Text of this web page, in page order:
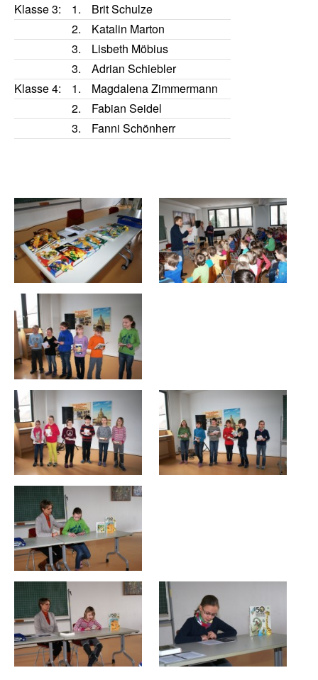
Klasse 3:
1.
Brit Schulze
2.
Katalin Marton
3.
Lisbeth Möbius
3.
Adrian Schiebler
Klasse 4:
1.
Magdalena Zimmermann
2.
Fabian Seidel
3.
Fanni Schönherr